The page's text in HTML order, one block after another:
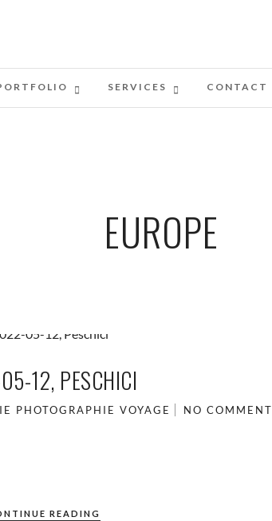
SERVICES CONTACT
EUROPE
12, PESCHICI
PHOTOGRAPHIE VOYAGE NO COMMENT
READING